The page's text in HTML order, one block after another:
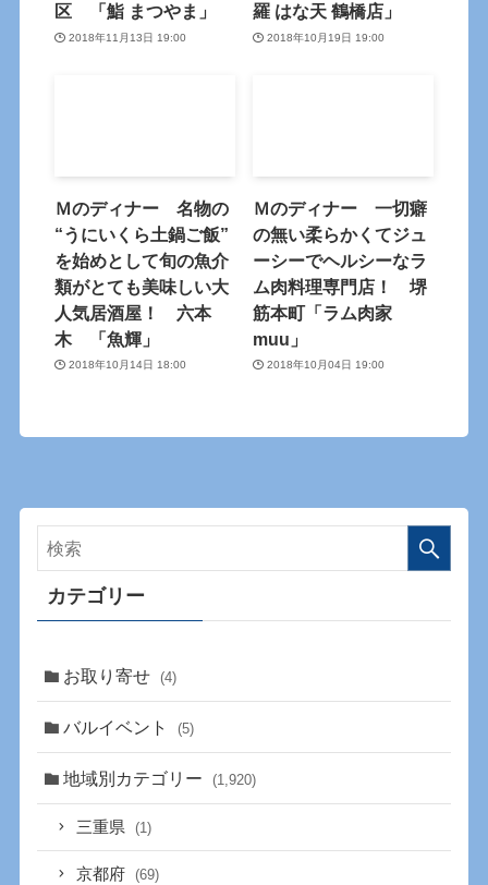
区 「鮨 まつやま」
2018年11月13日 19:00
羅 はな天 鶴橋店」
2018年10月19日 19:00
Ｍのディナー 名物の
“うにいくら土鍋ご飯”
を始めとして旬の魚介
類がとても美味しい大
人気居酒屋！ 六本
木 「魚輝」
2018年10月14日 18:00
Ｍのディナー 一切癖
の無い柔らかくてジュ
ーシーでヘルシーなラ
ム肉料理専門店！ 堺
筋本町「ラム肉家
muu」
2018年10月04日 19:00
カテゴリー
お取り寄せ (4)
バルイベント (5)
地域別カテゴリー (1,920)
三重県 (1)
京都府 (69)